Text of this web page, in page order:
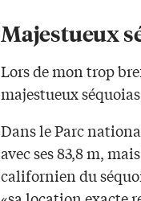
Majestueux
Lors de mon trop
majestueux
Dans le Parc
avec ses 83,8 m,
californien du